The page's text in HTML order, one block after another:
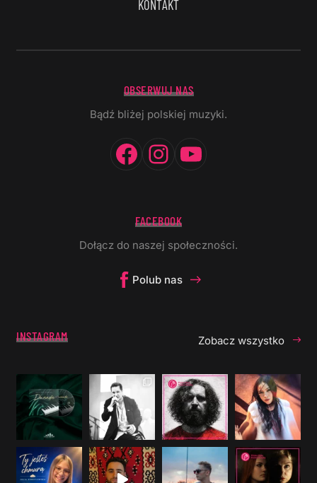
KONTAKT
OBSERWUJ NAS
Bądź bliżej polskiej muzyki.
Facebook
Instagram
FACEBOOK
Dołącz do naszej społeczności.
Polub nas
INSTAGRAM Zobacz wszystko